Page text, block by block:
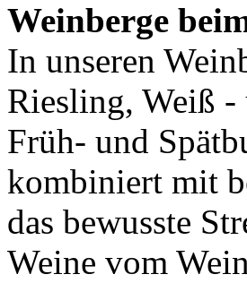
Weinberge
In unseren
Riesling, Weiß -
Früh- und
kombiniert mit
das bewusste
Weine vom